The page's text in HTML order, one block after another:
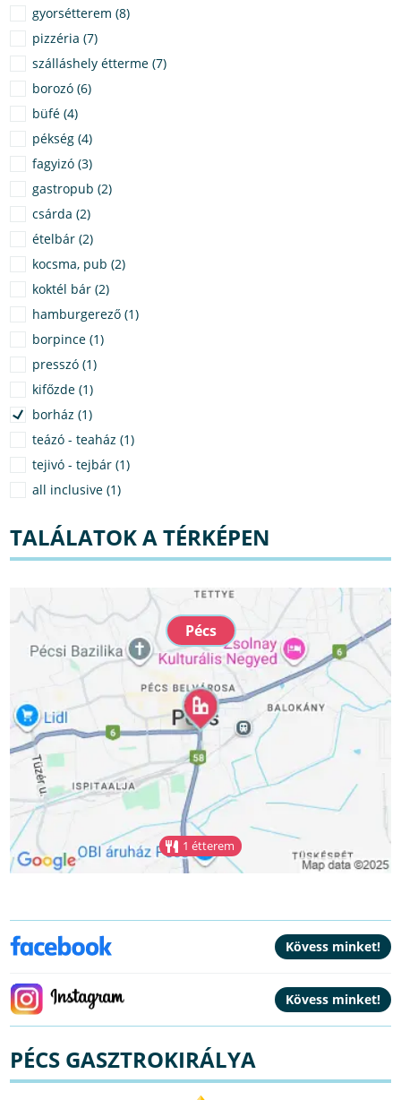
gyorsétterem (8)
pizzéria (7)
szálláshely étterme (7)
borozó (6)
büfé (4)
pékség (4)
fagyizó (3)
gastropub (2)
csárda (2)
ételbár (2)
kocsma, pub (2)
koktél bár (2)
hamburgerező (1)
borpince (1)
presszó (1)
kifőzde (1)
borház (1)
teázó - teaház (1)
tejivó - tejbár (1)
all inclusive (1)
TALÁLATOK A TÉRKÉPEN
Pécs
1 étterem
PÉCS GASZTROKIRÁLYA